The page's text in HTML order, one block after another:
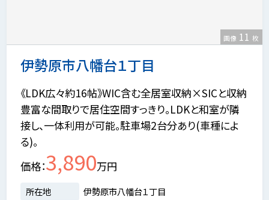
伊勢原市八幡台１丁目
画像 11 枚
《LDK広々約16帖》WIC含む全居室収納×SICと収納
豊富な間取りで居住空間すっきり。LDKと和室が隣
接し、一体利用が可能。駐車場2台分あり(車種によ
る)。
価格 3,890万円
所在地
伊勢原市八幡台１丁目